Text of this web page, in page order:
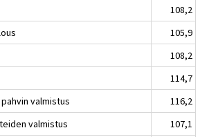
108,2
105,9
108,2
114,7
valmistus
116,2
valmistus
107,1